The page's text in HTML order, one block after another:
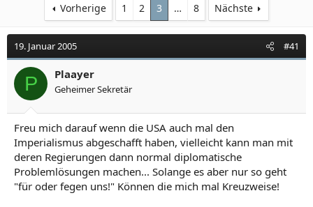
e
l
l
e
s
t
e
l
l
t
a
Vorherige
1 2 3 … 8 Nächste
19. Januar 2005 #41
P Plaayer
Geheimer Sekretär
Freu mich darauf wenn die USA auch mal den
Imperialismus abgeschafft haben, vielleicht kann man mit
deren Regierungen dann normal diplomatische
Problemlösungen machen... Solange es aber nur so geht
"für oder fegen uns!" Können die mich mal Kreuzweise!